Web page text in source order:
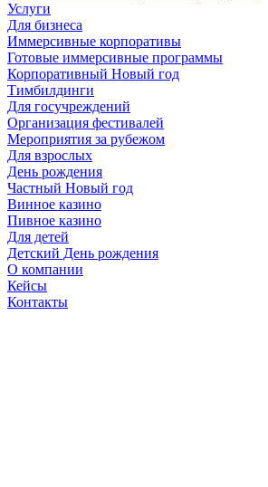
Услуги
Для бизнеса
Иммерсивные корпоративы
Готовые иммерсивные программы
Корпоративный Новый год
Тимбилдинги
Для госучреждений
Организация фестивалей
Мероприятия за рубежом
Для взрослых
День рождения
Частный Новый год
Винное казино
Пивное казино
Для детей
Детский День рождения
О компании
Кейсы
Контакты